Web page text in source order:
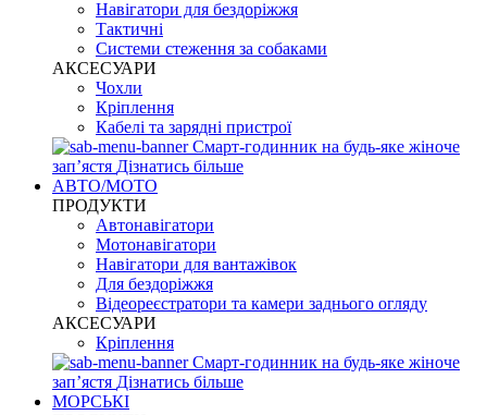
Навігатори для бездоріжжя
Тактичні
Системи стеження за собаками
АКСЕСУАРИ
Чохли
Кріплення
Кабелі та зарядні пристрої
Смарт-годинник на будь-яке жіноче
запʼястя Дізнатись більше
АВТО/МОТО
ПРОДУКТИ
Автонавігатори
Мотонавігатори
Навігатори для вантажівок
Для бездоріжжя
Відеореєстратори та камери заднього огляду
АКСЕСУАРИ
Кріплення
Смарт-годинник на будь-яке жіноче
запʼястя Дізнатись більше
МОРСЬКІ